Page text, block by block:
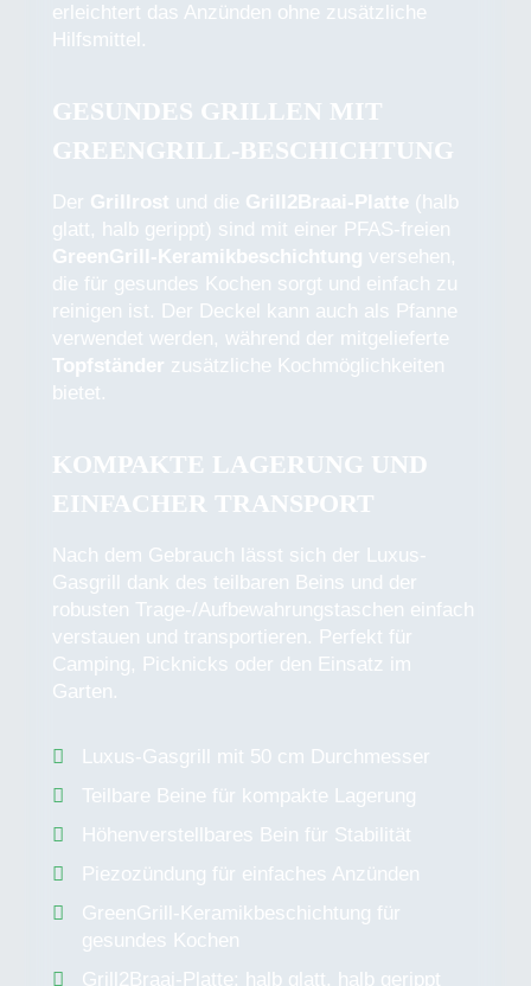
erleichtert das Anzünden ohne zusätzliche
Hilfsmittel.
GESUNDES GRILLEN MIT
GREENGRILL-BESCHICHTUNG
Der Grillrost und die Grill2Braai-Platte (halb
glatt, halb gerippt) sind mit einer PFAS-freien
GreenGrill-Keramikbeschichtung versehen,
die für gesundes Kochen sorgt und einfach zu
reinigen ist. Der Deckel kann auch als Pfanne
verwendet werden, während der mitgelieferte
Topfständer zusätzliche Kochmöglichkeiten
bietet.
KOMPAKTE LAGERUNG UND
EINFACHER TRANSPORT
Nach dem Gebrauch lässt sich der Luxus-
Gasgrill dank des teilbaren Beins und der
robusten Trage-/Aufbewahrungstaschen einfach
verstauen und transportieren. Perfekt für
Camping, Picknicks oder den Einsatz im
Garten.
Luxus-Gasgrill mit 50 cm Durchmesser
Teilbare Beine für kompakte Lagerung
Höhenverstellbares Bein für Stabilität
Piezozündung für einfaches Anzünden
GreenGrill-Keramikbeschichtung für
gesundes Kochen
Grill2Braai-Platte: halb glatt, halb gerippt